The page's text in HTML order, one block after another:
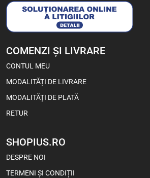
COMENZI ȘI LIVRARE
CONTUL MEU
MODALITĂȚI DE LIVRARE
MODALITĂȚI DE PLATĂ
RETUR
SHOPIUS.RO
DESPRE NOI
TERMENI ȘI CONDIȚII